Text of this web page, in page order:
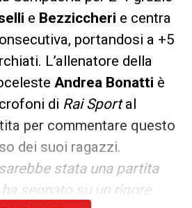
e Bezziccheri e centra
portandosi a +5
L’allenatore della
Andrea Bonatti è
di Rai Sportal
per commentare questo
dei suoi ragazzi.
stata una partita
segnato su un rigore